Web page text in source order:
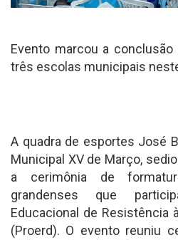
Evento marcou a
três escolas municipais
A quadra de esportes José
Municipal XV de Março,
a cerimônia de
grandenses que
Educacional de Resistência
(Proerd). O evento reuniu